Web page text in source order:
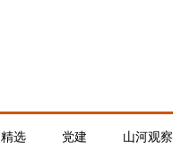
精选 党建 山河观察